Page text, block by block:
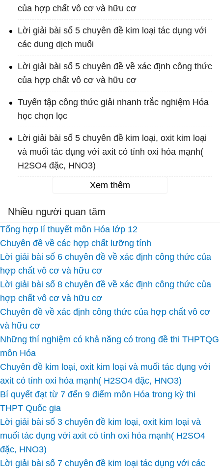
của hợp chất vô cơ và hữu cơ
Lời giải bài số 5 chuyên đề kim loại tác dụng với
các dung dịch muối
Lời giải bài số 5 chuyên đề về xác định công thức
của hợp chất vô cơ và hữu cơ
Tuyển tập công thức giải nhanh trắc nghiệm Hóa
học chọn lọc
Lời giải bài số 5 chuyên đề kim loại, oxit kim loại
và muối tác dụng với axit có tính oxi hóa mạnh(
H2SO4 đặc, HNO3)
Xem thêm
Nhiều người quan tâm
Tổng hợp lí thuyết môn Hóa lớp 12
Chuyên đề về các hợp chất lưỡng tính
Lời giải bài số 6 chuyên đề về xác định công thức của
hợp chất vô cơ và hữu cơ
Lời giải bài số 8 chuyên đề về xác định công thức của
hợp chất vô cơ và hữu cơ
Chuyên đề về xác định công thức của hợp chất vô cơ
và hữu cơ
Những thí nghiệm có khả năng có trong đề thi THPTQG
môn Hóa
Chuyên đề kim loại, oxit kim loại và muối tác dụng với
axit có tính oxi hóa mạnh( H2SO4 đặc, HNO3)
Bí quyết đạt từ 7 đến 9 điểm môn Hóa trong kỳ thi
THPT Quốc gia
Lời giải bài số 3 chuyên đề kim loại, oxit kim loại và
muối tác dụng với axit có tính oxi hóa mạnh( H2SO4
đặc, HNO3)
Lời giải bài số 7 chuyên đề kim loại tác dụng với các